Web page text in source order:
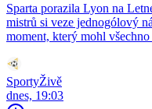
Sparta porazila Lyon na
mistrů si veze jednogólový
moment, který mohl všechno
SportyŽivě
dnes, 19:03